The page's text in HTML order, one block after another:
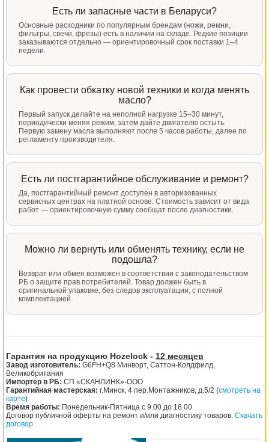
Есть ли запасные части в Беларуси?
Основные расходники по популярным брендам (ножи, ремни,
фильтры, свечи, фрезы) есть в наличии на складе. Редкие позиции
заказываются отдельно — ориентировочный срок поставки 1–4
недели.
Как провести обкатку новой техники и когда менять
масло?
Первый запуск делайте на неполной нагрузке 15–30 минут,
периодически меняя режим, затем дайте двигателю остыть.
Первую замену масла выполняют после 5 часов работы, далее по
регламенту производителя.
Есть ли постгарантийное обслуживание и ремонт?
Да, постгарантийный ремонт доступен в авторизованных
сервисных центрах на платной основе. Стоимость зависит от вида
работ — ориентировочную сумму сообщат после диагностики.
Можно ли вернуть или обменять технику, если не
подошла?
Возврат или обмен возможен в соответствии с законодательством
РБ о защите прав потребителей. Товар должен быть в
оригинальной упаковке, без следов эксплуатации, с полной
комплектацией.
Гарантия на продукцию Hozelock - 12 месяцев
Завод изготовитель: G6FH+Q8 Минворт, Саттон-Колдфилд,
Великобритания
Импортер в РБ: СП «СКАНЛИНК»-ООО
Гарантийная мастерская: г.Минск, 4 пер.Монтажников, д.5/2 (смотреть на
карте)
Время работы: Понедельник-Пятница с 9.00 до 18.00
Договор публичной оферты на ремонт и/или диагностику товаров. Скачать
договор